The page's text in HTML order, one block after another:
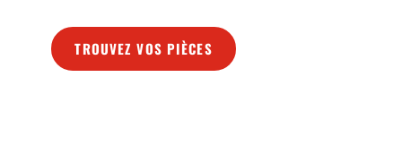
TROUVEZ VOS PIÈCES